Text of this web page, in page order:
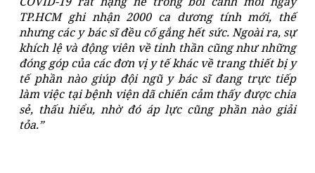
TP.HCM ghi nhận 2000 ca dương tính mới, thế
nhưng các y bác sĩ đều cố gắng hết sức. Ngoài ra, sự
khích lệ và động viên về tinh thần cũng như những
đóng góp của các đơn vị y tế khác về trang thiết bị y
tế phần nào giúp đội ngũ y bác sĩ đang trực tiếp
làm việc tại bệnh viện dã chiến cảm thấy được chia
sẻ, thấu hiểu, nhờ đó áp lực cũng phần nào giải
tỏa.”